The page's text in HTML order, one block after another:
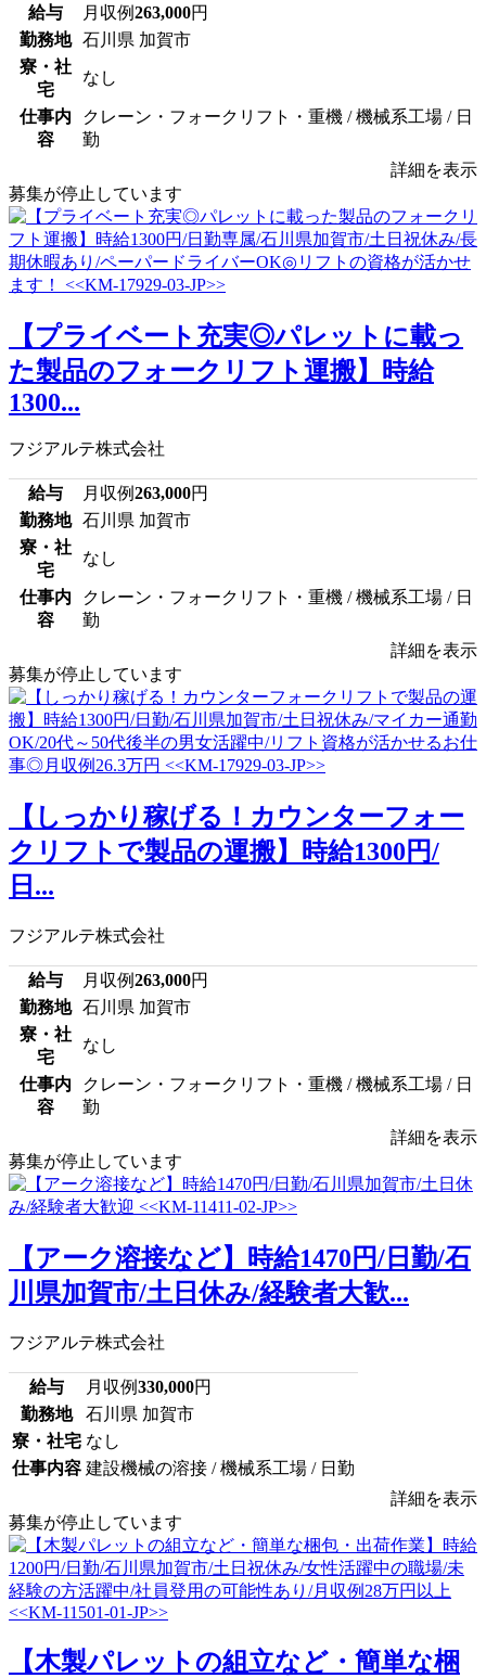
給与 月収例263,000円
勤務地
石川県 加賀市
寮・社
宅
なし
仕事内
容
クレーン・フォークリフト・重機 / 機械系工場 / 日
勤
詳細を表示
募集が停止しています
【プライベート充実◎パレットに載っ
た製品のフォークリフト運搬】時給
1300...
フジアルテ株式会社
給与 月収例263,000円
勤務地
石川県 加賀市
寮・社
宅
なし
仕事内
容
クレーン・フォークリフト・重機 / 機械系工場 / 日
勤
詳細を表示
募集が停止しています
【しっかり稼げる！カウンターフォー
クリフトで製品の運搬】時給1300円/
日...
フジアルテ株式会社
給与 月収例263,000円
勤務地
石川県 加賀市
寮・社
宅
なし
仕事内
容
クレーン・フォークリフト・重機 / 機械系工場 / 日
勤
詳細を表示
募集が停止しています
【アーク溶接など】時給1470円/日勤/石
川県加賀市/土日休み/経験者大歓...
フジアルテ株式会社
給与 月収例330,000円
勤務地
石川県 加賀市
寮・社宅 なし
仕事内容 建設機械の溶接 / 機械系工場 / 日勤
詳細を表示
募集が停止しています
【木製パレットの組立など・簡単な梱